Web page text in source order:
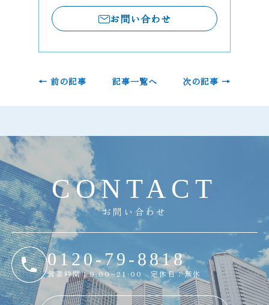
お問い合わせ
← 前の記事 記事一覧へ 次の記事 →
CONTA C T
お問い合わせ
0120-79-8818
営業時間：9:00~21:00 定休日：無休